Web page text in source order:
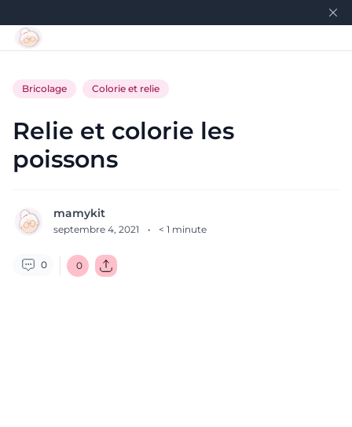
Bricolage Colorie et relie
Relie et colorie les
poissons
mamykit
septembre 4, 2021 · < 1 minute
0 0